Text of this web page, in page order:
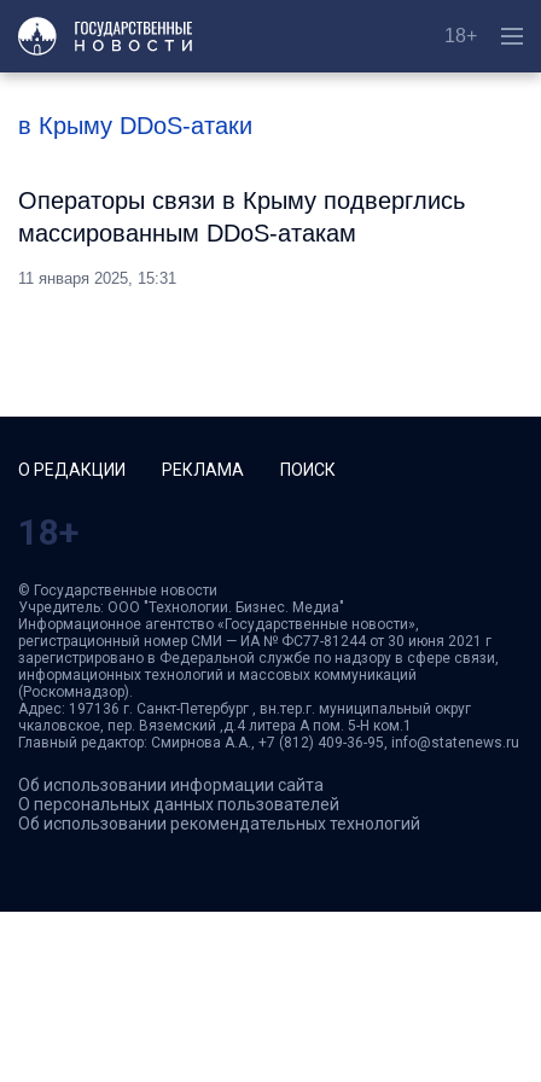
18+
в Крыму DDoS-атаки
Операторы связи в Крыму подверглись
массированным DDoS-атакам
11 января 2025, 15:31
О РЕДАКЦИИ РЕКЛАМА ПОИСК
18+
© Государственные новости
Учредитель: ООО "Технологии. Бизнес. Медиа"
Информационное агентство «Государственные новости»,
регистрационный номер СМИ — ИА № ФС77-81244 от 30 июня 2021 г
зарегистрировано в Федеральной службе по надзору в сфере связи,
информационных технологий и массовых коммуникаций
(Роскомнадзор).
Адрес: 197136 г. Санкт-Петербург , вн.тер.г. муниципальный округ
чкаловское, пер. Вяземский ,д.4 литера А пом. 5-Н ком.1
Главный редактор: Смирнова А.А., +7 (812) 409-36-95, info@statenews.ru
Об использовании информации сайта
О персональных данных пользователей
Об использовании рекомендательных технологий